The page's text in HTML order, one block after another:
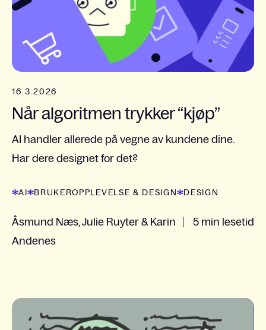
16.3.2026
Når algoritmen trykker “kjøp”
AI handler allerede på vegne av kundene dine.
Har dere designet for det?
AI BRUKEROPPLEVELSE & DESIGN DESIGN
Åsmund Næs, Julie Ruyter & Karin
Andenes
5 min lesetid